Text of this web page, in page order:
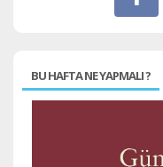
BU HAFTA NE YAPMALI ?